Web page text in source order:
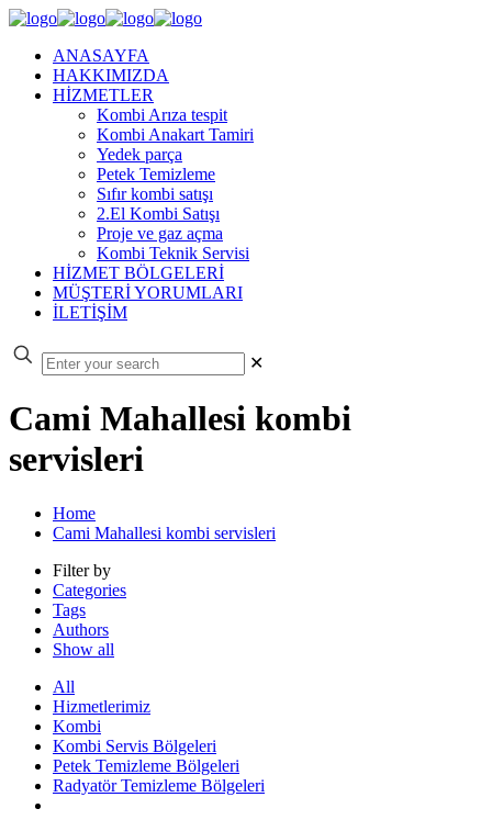
ANASAYFA
HAKKIMIZDA
HİZMETLER
Kombi Arıza tespit
Kombi Anakart Tamiri
Yedek parça
Petek Temizleme
Sıfır kombi satışı
2.El Kombi Satışı
Proje ve gaz açma
Kombi Teknik Servisi
HİZMET BÖLGELERİ
MÜŞTERİ YORUMLARI
İLETİŞİM
✕
Cami Mahallesi kombi
servisleri
Home
Cami Mahallesi kombi servisleri
Filter by
Categories
Tags
Authors
Show all
All
Hizmetlerimiz
Kombi
Kombi Servis Bölgeleri
Petek Temizleme Bölgeleri
Radyatör Temizleme Bölgeleri